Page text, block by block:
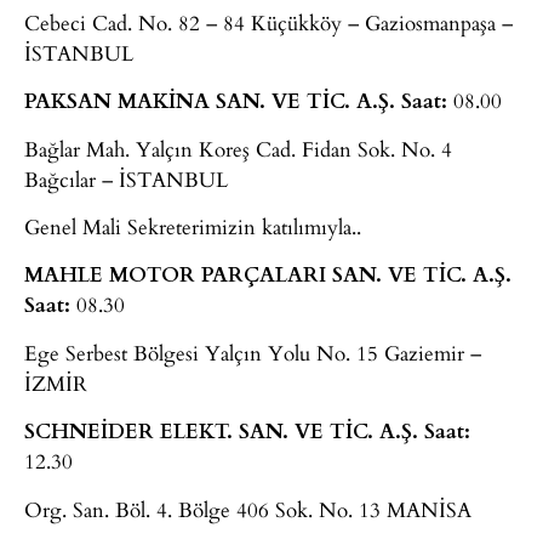
Cebeci Cad. No. 82 – 84 Küçükköy – Gaziosmanpaşa –
İSTANBUL
PAKSAN MAKİNA SAN. VE TİC. A.Ş. Saat: 08.00
Bağlar Mah. Yalçın Koreş Cad. Fidan Sok. No. 4
Bağcılar – İSTANBUL
Genel Mali Sekreterimizin katılımıyla..
MAHLE MOTOR PARÇALARI SAN. VE TİC. A.Ş.
Saat: 08.30
Ege Serbest Bölgesi Yalçın Yolu No. 15 Gaziemir –
İZMİR
SCHNEİDER ELEKT. SAN. VE TİC. A.Ş. Saat:
12.30
Org. San. Böl. 4. Bölge 406 Sok. No. 13 MANİSA